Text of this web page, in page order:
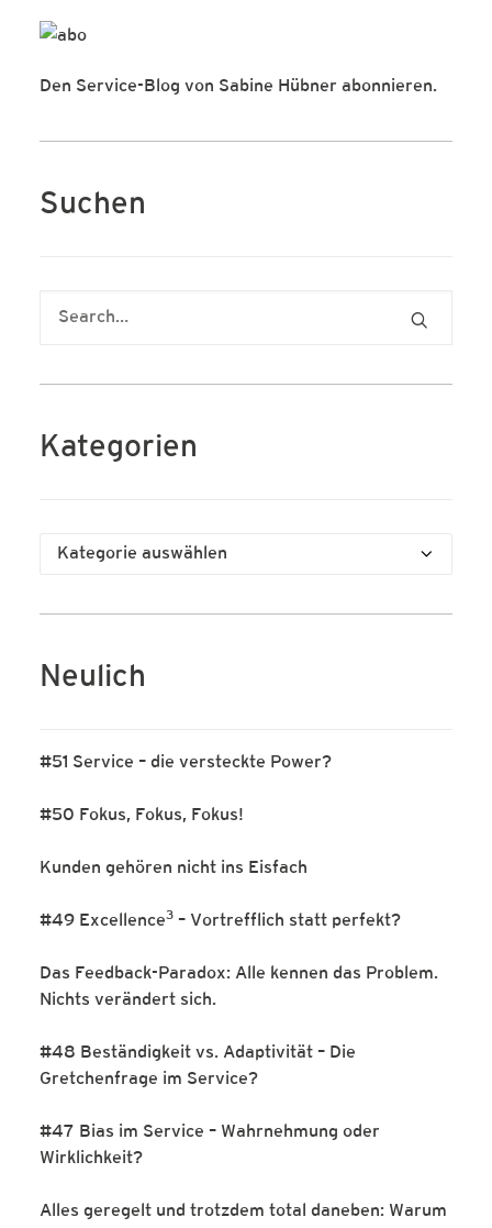
Den Service-Blog von Sabine Hübner abonnieren.
Suchen
Kategorien
Kategorien
Neulich
#51 Service – die versteckte Power?
#50 Fokus, Fokus, Fokus!
Kunden gehören nicht ins Eisfach
#49 Excellence3 – Vortrefflich statt perfekt?
Das Feedback-Paradox: Alle kennen das Problem.
Nichts verändert sich.
#48 Beständigkeit vs. Adaptivität – Die
Gretchenfrage im Service?
#47 Bias im Service – Wahrnehmung oder
Wirklichkeit?
Alles geregelt und trotzdem total daneben: Warum